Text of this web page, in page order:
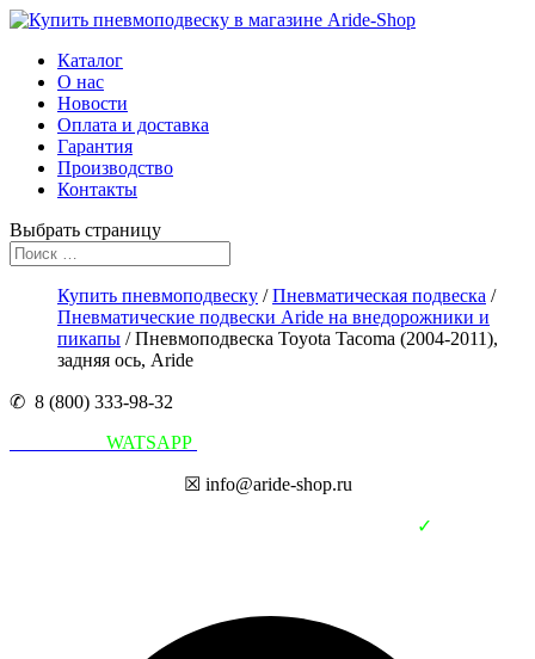
Каталог
О нас
Новости
Оплата и доставка
Гарантия
Производство
Контакты
Выбрать страницу
Купить пневмоподвеску /Пневматическая подвеска /
Пневматические подвески Aride на внедорожники и
пикапы / Пневмоподвеска Toyota Tacoma (2004-2011),
задняя ось, Aride
✆ 8 (800) 333-98-32
WATSAPP
☒ info@aride-shop.ru
✓